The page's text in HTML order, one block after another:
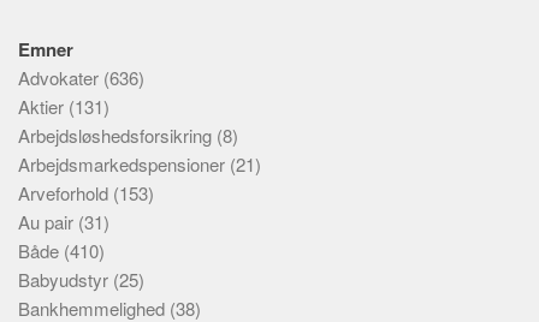
Emner
Advokater (636)
Aktier (131)
Arbejdsløshedsforsikring (8)
Arbejdsmarkedspensioner (21)
Arveforhold (153)
Au pair (31)
Både (410)
Babyudstyr (25)
Bankhemmelighed (38)